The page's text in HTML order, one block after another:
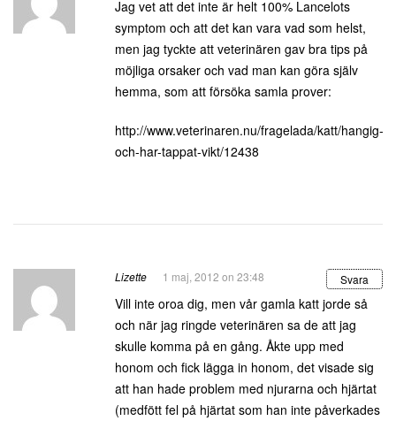
Jag vet att det inte är helt 100% Lancelots
symptom och att det kan vara vad som helst,
men jag tyckte att veterinären gav bra tips på
möjliga orsaker och vad man kan göra själv
hemma, som att försöka samla prover:
http://www.veterinaren.nu/fragelada/katt/hangig-
och-har-tappat-vikt/12438
Lizette 1 maj, 2012 on 23:48 Svara
Vill inte oroa dig, men vår gamla katt jorde så
och när jag ringde veterinären sa de att jag
skulle komma på en gång. Åkte upp med
honom och fick lägga in honom, det visade sig
att han hade problem med njurarna och hjärtat
(medfött fel på hjärtat som han inte påverkades